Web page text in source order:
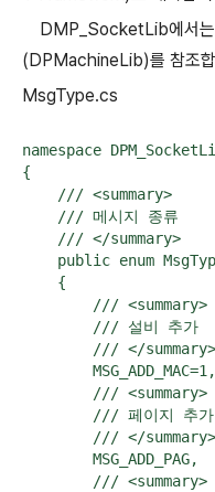
DMP_SocketLib에서는
(DPMachineLib)를 참조
MsgType.cs
namespace
{
    /// <summary>
    /// 메시지 종류
    /// </summary>
public enum
    {
        /// <summary>
        /// 설비 추가
        /// </summary>
        MSG_ADD_MAC=1,
        /// <summary>
        /// 페이지 추가
        /// </summary>
        MSG_ADD_PAG,
        /// <summary>